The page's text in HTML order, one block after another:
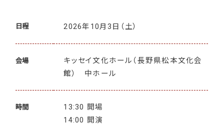
日程 2026年10月3日 （土）
会場
キッセイ文化ホール（長野県松本文化会
館） 中ホール
時間
13:30 開場
14:00 開演